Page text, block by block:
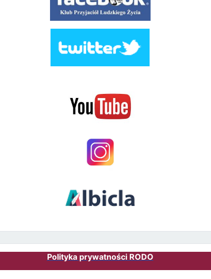
Polityka prywatności RODO